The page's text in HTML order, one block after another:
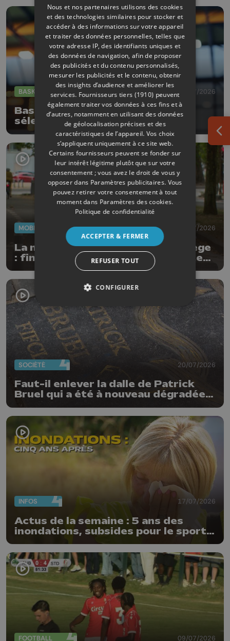
BASKET 27/07/2026
Basket : Thibaut Petit devient
sélectionneur de la Suisse
(messieurs)
MOBILITÉ 22/07/2026
La mobilité douce s'améliore à Liège
: fin des travaux rive gauche, pistes
cyclo-piétonnes Avroy et
Guillemins...
SOCIÉTÉ 20/07/2026
Faut-il enlever la dalle de Patrick
Bruel qui a été à nouveau dégradée ?
INFOS 17/07/2026
Actus de la semaine : 5 ans des
inondations, subsides pour le sport
et feu d'artifice
FOOTBALL 09/07/2026
Nous et nos partenaires utilisons des cookies
et des technologies similaires pour stocker et
accéder à des informations sur votre appareil
et traiter des données personnelles, telles que
votre adresse IP, des identifiants uniques et
des données de navigation, afin de proposer
des publicités et du contenu personnalisés,
mesurer les publicités et le contenu, obtenir
des insights d’audience et améliorer les
services. Fournisseurs tiers (1910) peuvent
également traiter vos données à ces fins et à
d’autres, notamment en utilisant des données
de géolocalisation précises et des
caractéristiques de l’appareil. Vos choix
s’appliquent uniquement à ce site web.
Certains fournisseurs peuvent se fonder sur
leur intérêt légitime plutôt que sur votre
consentement ; vous avez le droit de vous y
opposer dans Paramètres publicitaires. Vous
pouvez retirer votre consentement à tout
moment dans Paramètres des cookies.
Politique de confidentialité
ACCEPTER & FERMER
REFUSER TOUT
CONFIGURER